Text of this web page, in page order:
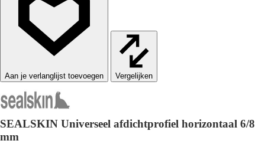
Vergelijken
SEALSKIN Universeel afdichtprofiel horizontaal 6/8
mm